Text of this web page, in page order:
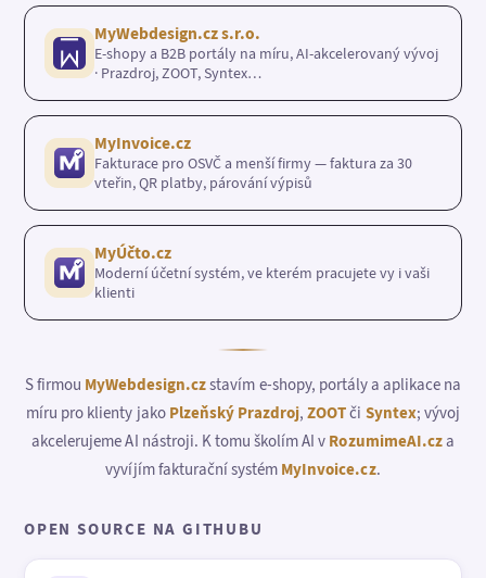
MyWebdesign.cz s.r.o.
E-shopy a B2B portály na míru, AI-akcelerovaný vývoj
· Prazdroj, ZOOT, Syntex…
MyInvoice.cz
Fakturace pro OSVČ a menší firmy — faktura za 30
vteřin, QR platby, párování výpisů
MyÚčto.cz
Moderní účetní systém, ve kterém pracujete vy i vaši
klienti
S firmou MyWebdesign.czstavím e-shopy, portály a aplikace na
míru pro klienty jako Plzeňský Prazdroj,ZOOTči Syntex; vývoj
akcelerujeme AI nástroji. K tomu školím AI v RozumimeAI.cza
vyvíjím fakturační systém MyInvoice.cz.
OPEN SOURCE NA GITHUBU